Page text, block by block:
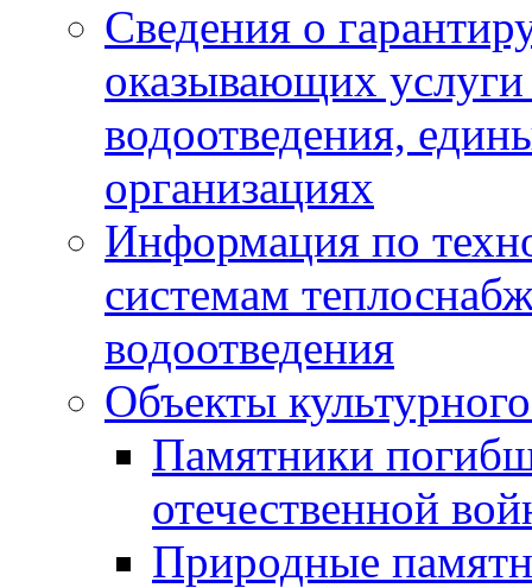
Сведения о
оказывающих
водоотведения,
организациях
Информация по
системам
водоотведения
Объекты
Памятники
отечественной
Природные